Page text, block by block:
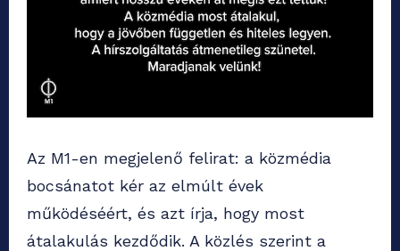
Az M1-en megjelenő felirat: a közmédia
bocsánatot kér az elmúlt évek
működéséért, és azt írja, hogy most
átalakulás kezdődik. A közlés szerint a